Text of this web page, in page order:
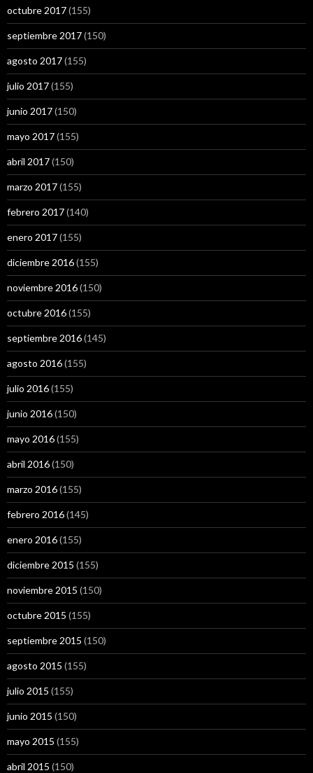
octubre 2017(155)
septiembre 2017(150)
agosto 2017(155)
julio 2017(155)
junio 2017(150)
mayo 2017(155)
abril 2017(150)
marzo 2017(155)
febrero 2017(140)
enero 2017(155)
diciembre 2016(155)
noviembre 2016(150)
octubre 2016(155)
septiembre 2016(145)
agosto 2016(155)
julio 2016(155)
junio 2016(150)
mayo 2016(155)
abril 2016(150)
marzo 2016(155)
febrero 2016(145)
enero 2016(155)
diciembre 2015 (155)
noviembre 2015 (150)
octubre 2015 (155)
septiembre 2015 (150)
agosto 2015 (155)
julio 2015 (155)
junio 2015 (150)
mayo 2015 (155)
abril 2015 (150)